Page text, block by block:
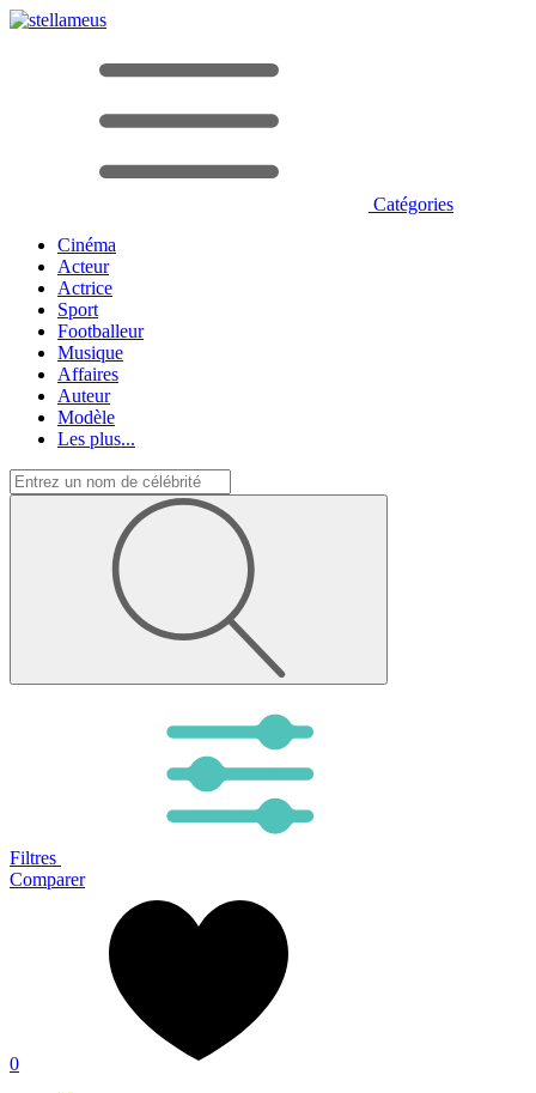
Catégories
Cinéma
Acteur
Actrice
Sport
Footballeur
Musique
Affaires
Auteur
Modèle
Les plus...
Filtres
Comparer
0